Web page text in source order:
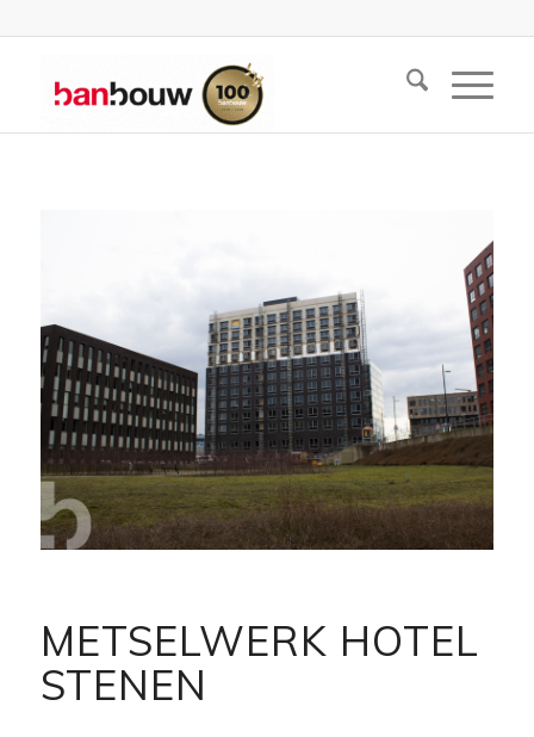
METSELWERK HOTEL
STENEN